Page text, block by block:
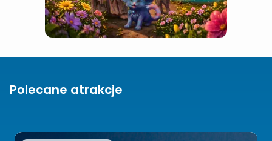
Polecane atrakcje